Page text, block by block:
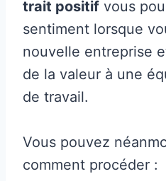
trait positif vous
sentiment lorsque
nouvelle entreprise
de la valeur à une
de travail.
Vous pouvez
comment procéder :